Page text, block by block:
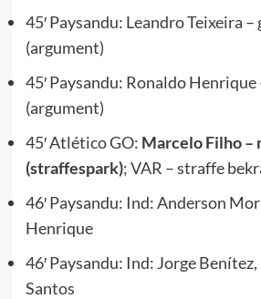
45′ Paysandu: Leandro Teixeira
(argument)
45′ Paysandu: Ronaldo
(argument)
45′ Atlético GO: Marcelo Filho –
(straffespark); VAR – straffe
46′ Paysandu: Ind: Anderson
Henrique
46′ Paysandu: Ind: Jorge
Santos